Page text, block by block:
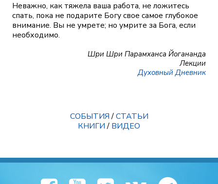
Неважно, как тяжела ваша работа, не ложитесь
спать, пока не подарите Богу свое самое глубокое
внимание. Вы не умрете; но умрите за Бога, если
необходимо.
Шри Шри Парамханса Йогананда
Лекции
Духовный Дневник
СОБЫТИЯ/СТАТЬИ
КНИГИ/ ВИДЕО